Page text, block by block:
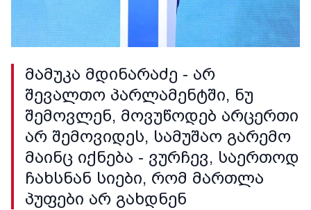
მამუკა მდინარაძე - არ
შევალთო პარლამენტში, ნუ
შემოვლენ, მოვუწოდებ არცერთი
არ შემოვიდეს, სამუშაო გარემო
მაინც იქნება - ვურჩევ, საერთოდ
ჩახსნან სიები, რომ მართლა
პუფები არ გახდნენ